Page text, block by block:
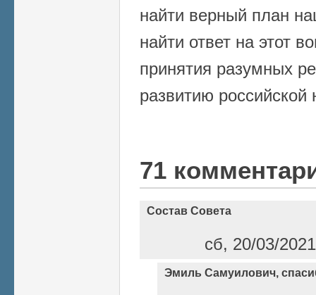
найти верный план
найти ответ на этот
принятия разумных
развитию российской
71
Состав Совета
сб, 20/03/
Эмиль Самуилович,